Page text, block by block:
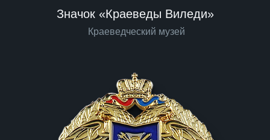
Значок «Краеведы Виледи»
Краеведческий музей